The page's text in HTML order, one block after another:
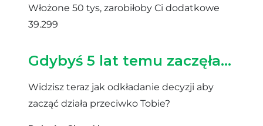
Włożone 50 tys, zarobiłoby Ci dodatkowe
39.299
Gdybyś 5 lat temu zaczęła…
Widzisz teraz jak odkładanie decyzji aby
zacząć działa przeciwko Tobie?